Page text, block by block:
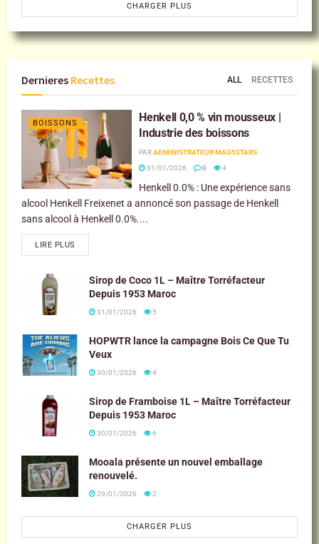
CHARGER PLUS
Dernieres Recettes ALL RECETTES
BOISSONS
Henkell 0,0 % vin mousseux |
Industrie des boissons
PARADMINISTRATEUR MAG5STARS
31/01/2026
0 4
Henkell 0.0% : Une expérience sans
alcool Henkell Freixenet a annoncé son passage de Henkell
sans alcool à Henkell 0.0%....
LIRE PLUS
Sirop de Coco 1L – Maître Torréfacteur
Depuis 1953 Maroc
31/01/2026 5
HOPWTR lance la campagne Bois Ce Que Tu
Veux
30/01/2026 4
Sirop de Framboise 1L – Maître Torréfacteur
Depuis 1953 Maroc
30/01/2026 6
Mooala présente un nouvel emballage
renouvelé.
29/01/2026 2
CHARGER PLUS